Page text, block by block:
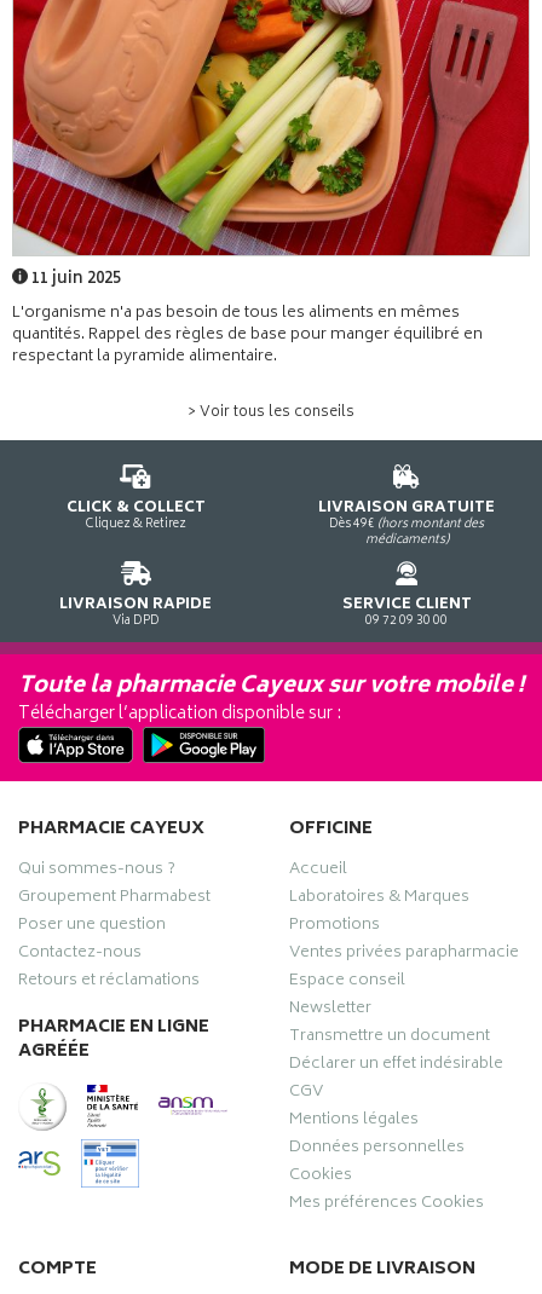
11 juin 2025
L'organisme n'a pas besoin de tous les aliments en mêmes
quantités. Rappel des règles de base pour manger équilibré en
respectant la pyramide alimentaire.
> Voir tous les conseils
CLICK & COLLECT
Cliquez & Retirez
LIVRAISON GRATUITE
Dès 49€ (hors montant des
médicaments)
LIVRAISON RAPIDE
Via DPD
SERVICE CLIENT
09 72 09 30 00
Toute la pharmacie Cayeux sur votre mobile !
Télécharger l’application disponible sur :
PHARMACIE CAYEUX
Qui sommes-nous ?
Groupement Pharmabest
Poser une question
Contactez-nous
Retours et réclamations
PHARMACIE EN LIGNE
AGRÉÉE
OFFICINE
Accueil
Laboratoires & Marques
Promotions
Ventes privées parapharmacie
Espace conseil
Newsletter
Transmettre un document
Déclarer un effet indésirable
CGV
Mentions légales
Données personnelles
Cookies
Mes préférences Cookies
COMPTE MODE DE LIVRAISON